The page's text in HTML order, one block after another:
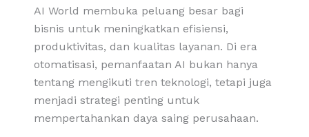
AI World membuka peluang besar bagi
bisnis untuk meningkatkan efisiensi,
produktivitas, dan kualitas layanan. Di era
otomatisasi, pemanfaatan AI bukan hanya
tentang mengikuti tren teknologi, tetapi juga
menjadi strategi penting untuk
mempertahankan daya saing perusahaan.